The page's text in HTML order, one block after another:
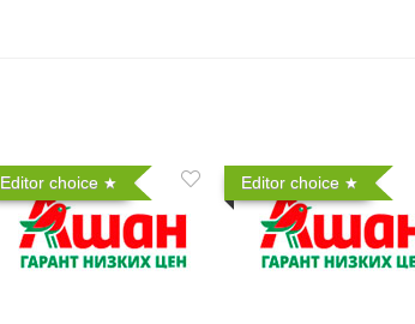
Editor choice Editor choice